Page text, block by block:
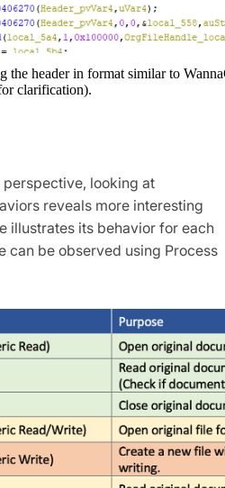
the header in format similar to
clarification).
looking at
reveals more interesting
illustrates its behavior for each
can be observed using Process